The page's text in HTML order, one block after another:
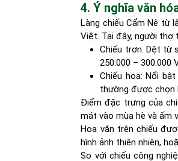
4. Ý nghĩa văn
Làng chiếu Cẩm Nê từ
Việt. Tại đây, người thợ
Chiếu trơn: Dệt từ
250.000 – 300.000
Chiếu hoa: Nổi
thường được chọn
Điểm đặc trưng của
mát vào mùa hè và ấm
Hoa văn trên chiếu
hình ảnh thiên nhiên,
So với chiếu công